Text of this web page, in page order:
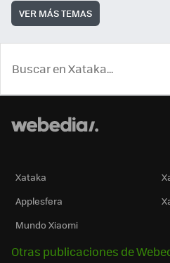
VER MÁS TEMAS
Xataka
Applesfera
Mundo Xiaomi
Otras publicaciones de